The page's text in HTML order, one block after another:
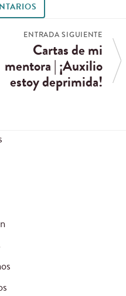
ENTRADA SIGUIENTE
Cartas de mi
mentora | ¡Auxilio
estoy deprimida!